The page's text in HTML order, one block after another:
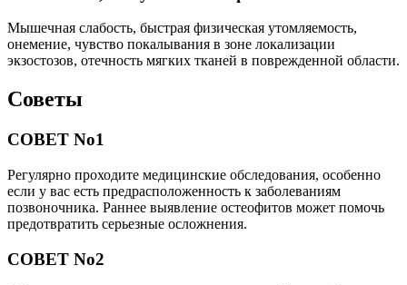
Мышечная слабость, быстрая физическая утомляемость,
онемение, чувство покалывания в зоне локализации
экзостозов, отечность мягких тканей в поврежденной области.
Советы
СОВЕТ No1
Регулярно проходите медицинские обследования, особенно
если у вас есть предрасположенность к заболеваниям
позвоночника. Раннее выявление остеофитов может помочь
предотвратить серьезные осложнения.
СОВЕТ No2